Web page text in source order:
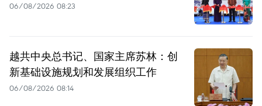
06/08/2026 08:23
越共中央总书记、国家主席苏林：创
新基础设施规划和发展组织工作
06/08/2026 08:14